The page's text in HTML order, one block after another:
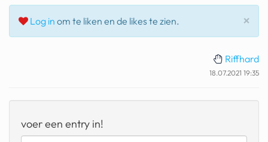
it really whips the llama s
bakelse princess taart
dunkin donuts
×
Log in om te liken en de likes te zien.
Riffhard
18.07.2021 19:35
voer een entry in!